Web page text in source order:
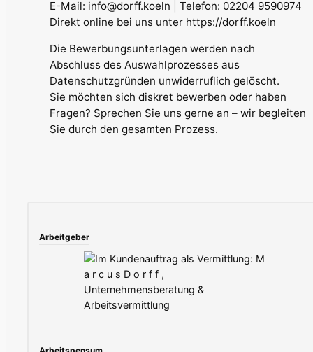
E-Mail: info@dorff.koeln | Telefon: 02204 9590974
Direkt online bei uns unter https://dorff.koeln
Die Bewerbungsunterlagen werden nach
Abschluss des Auswahlprozesses aus
Datenschutzgründen unwiderruflich gelöscht.
Sie möchten sich diskret bewerben oder haben
Fragen? Sprechen Sie uns gerne an – wir begleiten
Sie durch den gesamten Prozess.
Arbeitgeber